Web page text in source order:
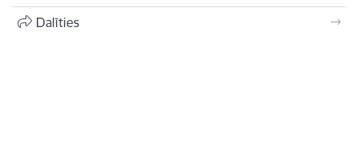
Dalīties